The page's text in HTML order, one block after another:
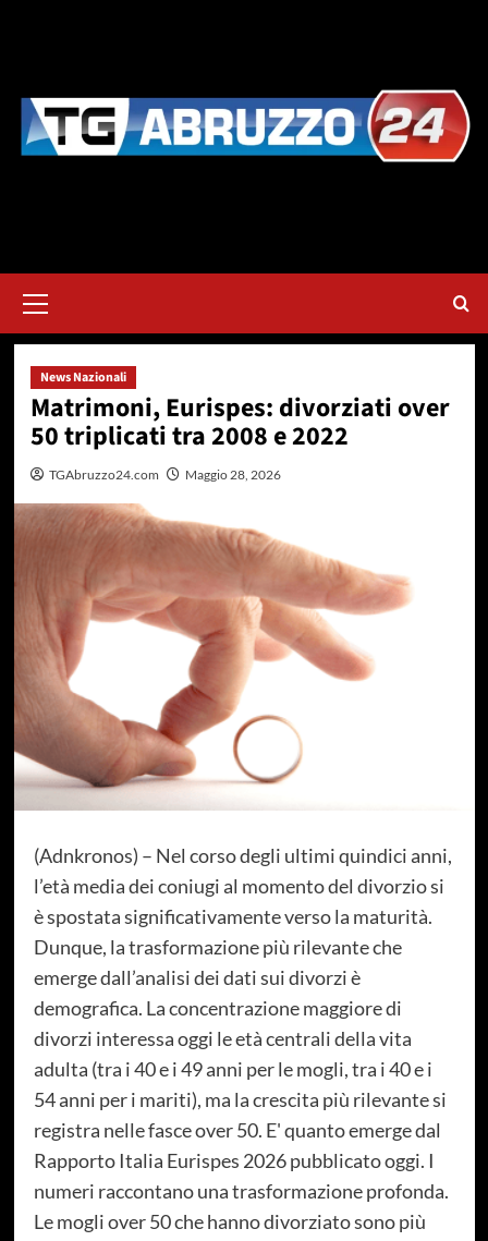
principale
News Nazionali
Matrimoni, Eurispes: divorziati over
50 triplicati tra 2008 e 2022
TGAbruzzo24.com Maggio 28, 2026
(Adnkronos) – Nel corso degli ultimi quindici anni,
l’età media dei coniugi al momento del divorzio si
è spostata significativamente verso la maturità.
Dunque, la trasformazione più rilevante che
emerge dall’analisi dei dati sui divorzi è
demografica. La concentrazione maggiore di
divorzi interessa oggi le età centrali della vita
adulta (tra i 40 e i 49 anni per le mogli, tra i 40 e i
54 anni per i mariti), ma la crescita più rilevante si
registra nelle fasce over 50. E' quanto emerge dal
Rapporto Italia Eurispes 2026 pubblicato oggi. I
numeri raccontano una trasformazione profonda.
Le mogli over 50 che hanno divorziato sono più